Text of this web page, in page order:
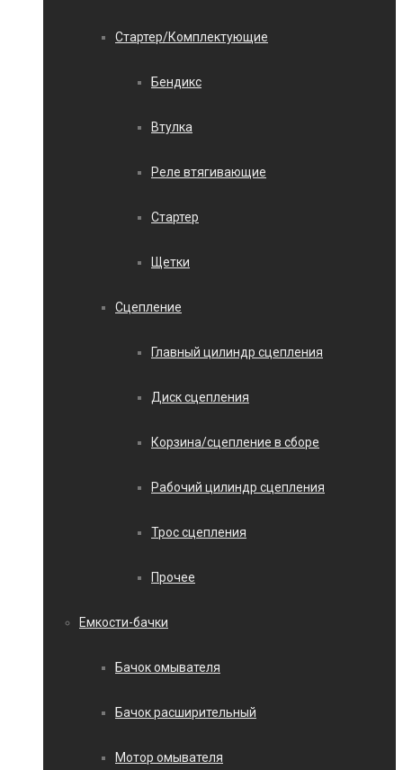
Стартер/Комплектующие
Бендикс
Втулка
Реле втягивающие
Стартер
Щетки
Сцепление
Главный цилиндр сцепления
Диск сцепления
Корзина/сцепление в сборе
Рабочий цилиндр сцепления
Трос сцепления
Прочее
Емкости-бачки
Бачок омывателя
Бачок расширительный
Мотор омывателя